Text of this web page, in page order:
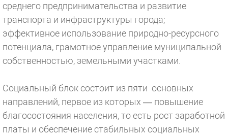
среднего предпринимательства и развитие
транспорта и инфраструктуры города;
эффективное использование природно-ресурсного
потенциала, грамотное управление муниципальной
собственностью, земельными участками.
Социальный блок состоит из пяти основных
направлений, первое из которых — повышение
благосостояния населения, то есть рост заработной
платы и обеспечение стабильных социальных